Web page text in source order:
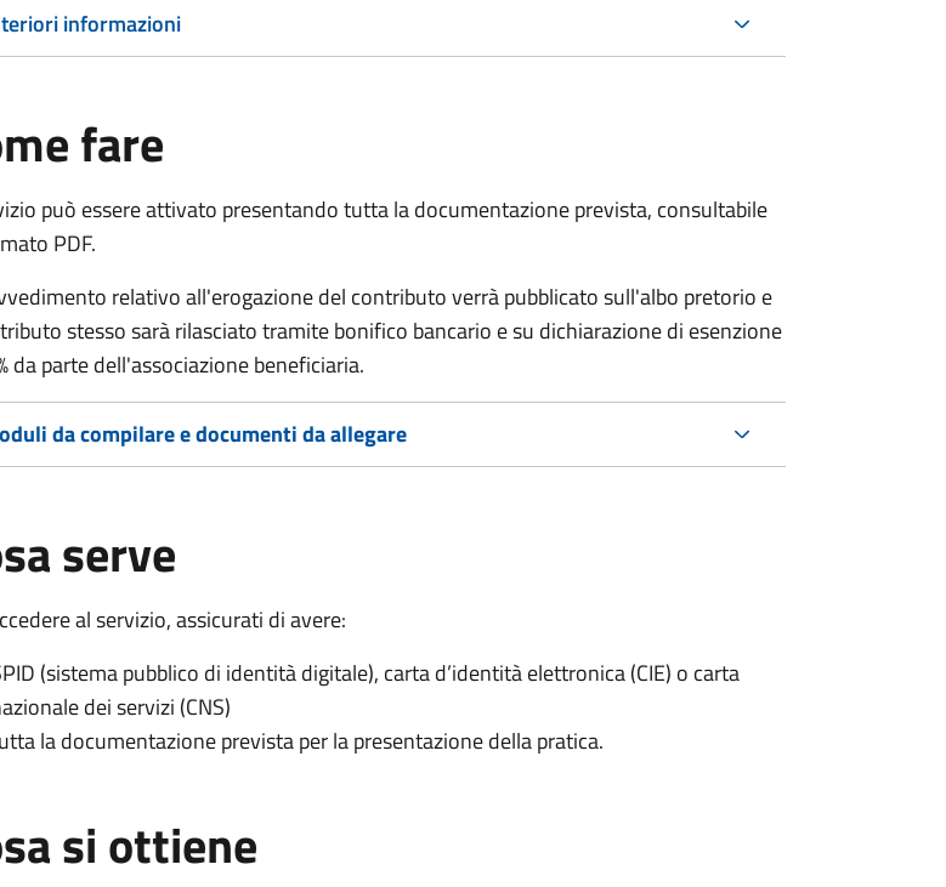
informazioni
fare
può essere attivato presentando tutta la documentazione prevista, consultabile
PDF.
relativo all'erogazione del contributo verrà pubblicato sull'albo pretorio e
stesso sarà rilasciato tramite bonifico bancario e su dichiarazione di esenzione
da parte dell'associazione beneficiaria.
da compilare e documenti da allegare
serve
al servizio, assicurati di avere:
(sistema pubblico di identità digitale), carta d’identità elettronica (CIE) o carta
dei servizi (CNS)
la documentazione prevista per la presentazione della pratica.
si ottiene